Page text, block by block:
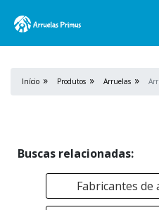
Início Produtos Arruelas
Buscas relacionadas:
Fabricantes